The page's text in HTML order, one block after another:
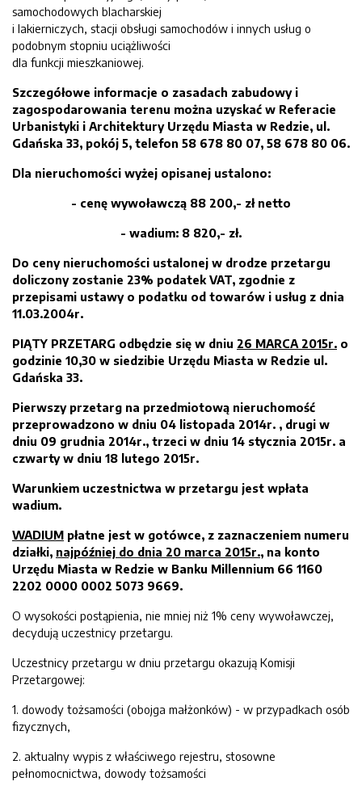
samochodowych blacharskiej
i lakierniczych, stacji obsługi samochodów i innych usług o
podobnym stopniu uciążliwości
dla funkcji mieszkaniowej.
Szczegółowe informacje o zasadach zabudowy i
zagospodarowania terenu można uzyskać w Referacie
Urbanistyki i Architektury Urzędu Miasta w Redzie, ul.
Gdańska 33, pokój 5, telefon 58 678 80 07, 58 678 80 06.
Dla nieruchomości wyżej opisanej ustalono:
- cenę wywoławczą 88 200,- zł netto
- wadium: 8 820,- zł.
Do ceny nieruchomości ustalonej w drodze przetargu
doliczony zostanie 23% podatek VAT, zgodnie z
przepisami ustawy o podatku od towarów i usług z dnia
11.03.2004r.
PIĄTY PRZETARG odbędzie się w dniu 26 MARCA 2015r. o
godzinie 10,30 w siedzibie Urzędu Miasta w Redzie ul.
Gdańska 33.
Pierwszy przetarg na przedmiotową nieruchomość
przeprowadzono w dniu 04 listopada 2014r. , drugi w
dniu 09 grudnia 2014r., trzeci w dniu 14 stycznia 2015r. a
czwarty w dniu 18 lutego 2015r.
Warunkiem uczestnictwa w przetargu jest wpłata
wadium.
WADIUM płatne jest w gotówce, z zaznaczeniem numeru
działki, najpóźniej do dnia 20 marca 2015r., na konto
Urzędu Miasta w Redzie w Banku Millennium 66 1160
2202 0000 0002 5073 9669.
O wysokości postąpienia, nie mniej niż 1% ceny wywoławczej,
decydują uczestnicy przetargu.
Uczestnicy przetargu w dniu przetargu okazują Komisji
Przetargowej:
1. dowody tożsamości (obojga małżonków) - w przypadkach osób
fizycznych,
2. aktualny wypis z właściwego rejestru, stosowne
pełnomocnictwa, dowody tożsamości